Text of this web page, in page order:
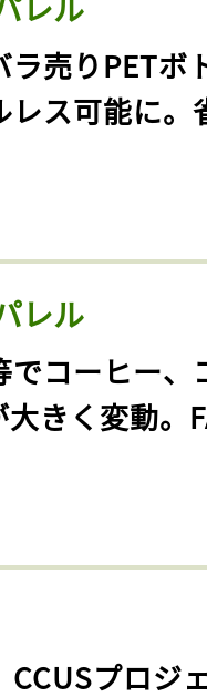
ラ売りPETボ
レス可能に。
レル
でコーヒー、
きく変動。
CCUSプロジ